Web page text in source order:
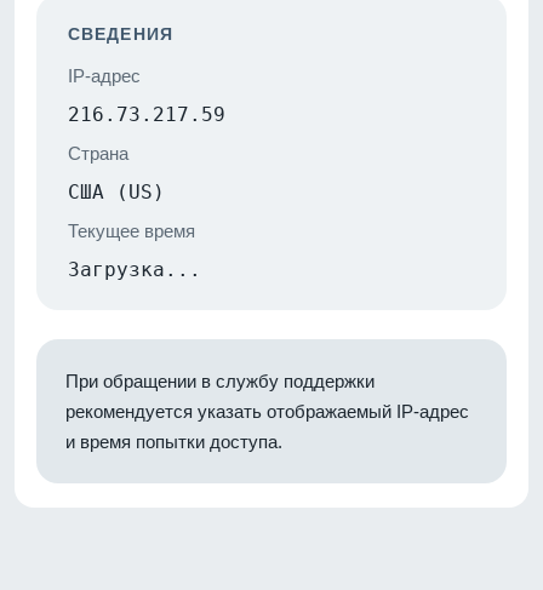
СВЕДЕНИЯ
IP-адрес
216.73.217.59
Страна
США (US)
Текущее время
Загрузка...
При обращении в службу поддержки
рекомендуется указать отображаемый IP-адрес
и время попытки доступа.